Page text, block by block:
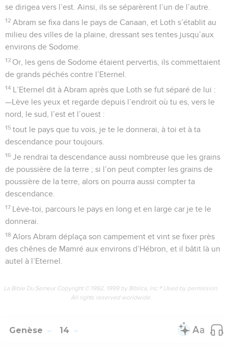
se dirigea vers l’est. Ainsi, ils se séparèrent l’un de l’autre.
12 Abram se fixa dans le pays de Canaan, et Loth s’établit au
milieu des villes de la plaine, dressant ses tentes jusqu’aux
environs de Sodome.
13 Or, les gens de Sodome étaient pervertis, ils commettaient
de grands péchés contre l’Eternel.
14 L’Eternel dit à Abram après que Loth se fut séparé de lui :
—Lève les yeux et regarde depuis l’endroit où tu es, vers le
nord, le sud, l’est et l’ouest :
15 tout le pays que tu vois, je te le donnerai, à toi et à ta
descendance pour toujours.
16 Je rendrai ta descendance aussi nombreuse que les grains
de poussière de la terre ; si l’on peut compter les grains de
poussière de la terre, alors on pourra aussi compter ta
descendance.
17 Lève-toi, parcours le pays en long et en large car je te le
donnerai.
18 Alors Abram déplaça son campement et vint se fixer près
des chênes de Mamré aux environs d’Hébron, et il bâtit là un
autel à l’Eternel.
La Bible Du Semeur Copyright © 1992, 1999 by Biblica, Inc.® Used by permission.
All rights reserved worldwide.
Genèse 14